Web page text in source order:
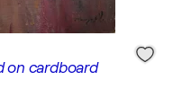
on cardboard